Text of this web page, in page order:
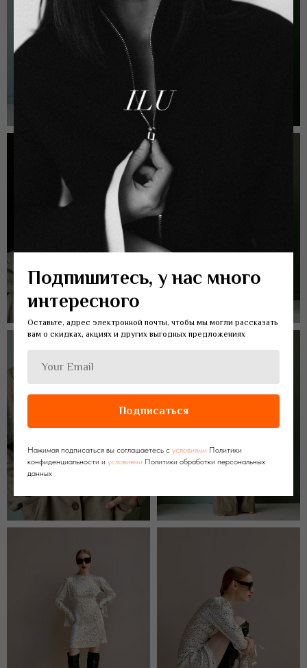
Подпишитесь, у нас много
интересного
Оставьте, адрес электронной почты, чтобы мы могли рассказать
вам о скидках, акциях и других выгодных предложениях
Подписаться
Нажимая подписаться вы соглашаетесь с условиями Политики
конфиденциальности и условиями Политики обработки персональных
данных